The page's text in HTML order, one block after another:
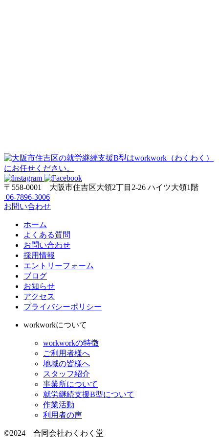
〒558-0001 大阪市住吉区大領2丁目2-26 ハイツ大領1階
06-7896-3006
お問い合わせ
ホーム
よくある質問
お問い合わせ
採用情報
エントリーフォーム
ブログ
お知らせ
アクセス
プライバシーポリシー
workworkについて
workworkの特徴
ご利用者様へ
地域の皆様へ
スタッフ紹介
事業所について
就労継続支援B型について
作業活動
利用者の声
©2024 合同会社わくわく堂